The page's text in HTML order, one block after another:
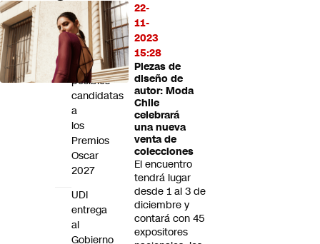
22-
11-
2023
15:28
Piezas de
diseño de
autor: Moda
Chile
celebrará
una nueva
venta de
colecciones
El encuentro
tendrá lugar
desde 1 al 3 de
diciembre y
contará con 45
expositores
la
incluye
entre
las
posibles
candidatas
a
los
Premios
Oscar
2027
UDI
entrega
al
Gobierno